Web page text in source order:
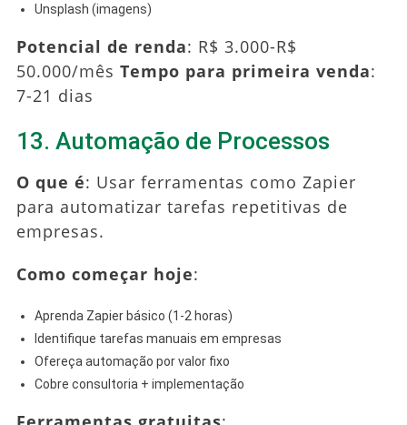
Unsplash (imagens)
Potencial de renda: R$ 3.000-R$
50.000/mês Tempo para primeira venda:
7-21 dias
13. Automação de Processos
O que é: Usar ferramentas como Zapier
para automatizar tarefas repetitivas de
empresas.
Como começar hoje:
Aprenda Zapier básico (1-2 horas)
Identifique tarefas manuais em empresas
Ofereça automação por valor fixo
Cobre consultoria + implementação